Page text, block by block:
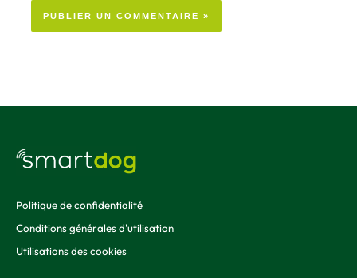
Politique de confidentialité
Conditions générales d'utilisation
Utilisations des cookies